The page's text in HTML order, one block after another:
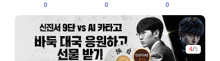
0
0
0
4/5